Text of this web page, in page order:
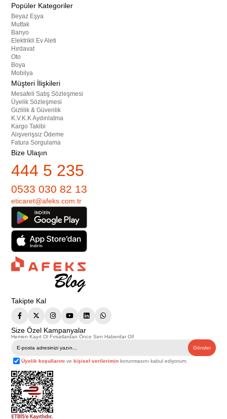
Popüler Kategoriler
Beyaz Eşya
Mutfak
Banyo
Elektrikli Ev Aleti
Hırdavat
Oto
Boya
Mobilya
Müşteri İlişkileri
Mesafeli Satış Sözleşmesi
Üyelik Sözleşmesi
Gizlilik & Güvenlik
K.V.K.K Aydınlatma
Kargo Takibi
Alışverişsiz Ödeme
Fatura Sorgulama
Bize Ulaşın
444 5 235
0533 030 82 13
eticaret@afeks.com.tr
Takipte Kal
Size Özel Kampanyalar
Hemen Kayıt Ol Fırsatlardan Önce Sen Haberdar Ol!
Gönder
Üyelik koşullarını vekişisel verilerimin korunmasını kabul ediyorum.